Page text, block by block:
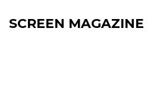
SCREEN MAGAZINE